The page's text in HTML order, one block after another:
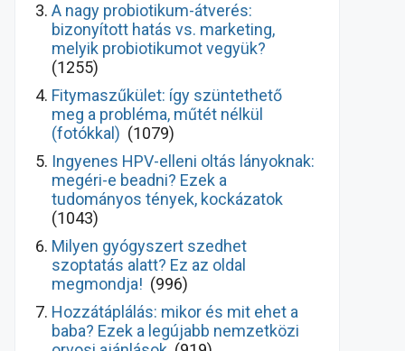
A nagy probiotikum-átverés:
bizonyított hatás vs. marketing,
melyik probiotikumot vegyük?
(1255)
Fitymaszűkület: így szüntethető
meg a probléma, műtét nélkül
(fotókkal) (1079)
Ingyenes HPV-elleni oltás lányoknak:
megéri-e beadni? Ezek a
tudományos tények, kockázatok
(1043)
Milyen gyógyszert szedhet
szoptatás alatt? Ez az oldal
megmondja! (996)
Hozzátáplálás: mikor és mit ehet a
baba? Ezek a legújabb nemzetközi